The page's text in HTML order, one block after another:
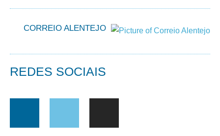
CORREIO ALENTEJO
REDES SOCIAIS